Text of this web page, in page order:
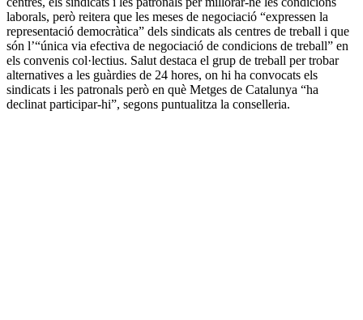
laborals, però reitera que les meses de negociació “expressen la
representació democràtica” dels sindicats als centres de treball i que
són l’“única via efectiva de negociació de condicions de treball” en
els convenis col·lectius. Salut destaca el grup de treball per trobar
alternatives a les guàrdies de 24 hores, on hi ha convocats els
sindicats i les patronals però en què Metges de Catalunya “ha
declinat participar-hi”, segons puntualitza la conselleria.